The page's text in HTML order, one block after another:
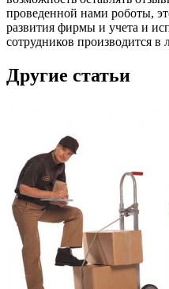
проведенной нами роботы,
развития фирмы и учета и
сотрудников производится в
Другие статьи